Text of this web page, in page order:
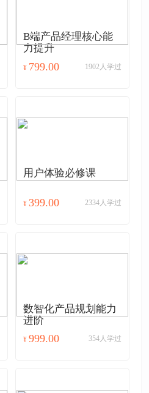
B端产品经理核心能
力提升
¥ 799.00 1902人学过
用户体验必修课
¥ 399.00 2334人学过
数智化产品规划能力
进阶
¥ 999.00 354人学过